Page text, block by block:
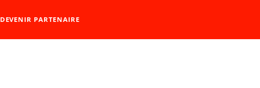
DEVENIR PARTENAIRE